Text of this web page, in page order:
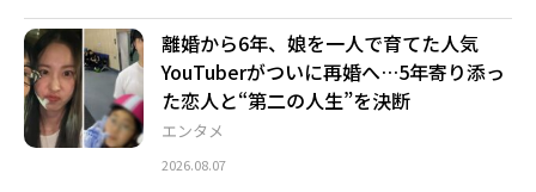
エンタメ
離婚から6年、娘を一人で育てた人気
YouTuberがついに再婚へ…5年寄り添っ
た恋人と“第二の人生”を決断
2026.08.07